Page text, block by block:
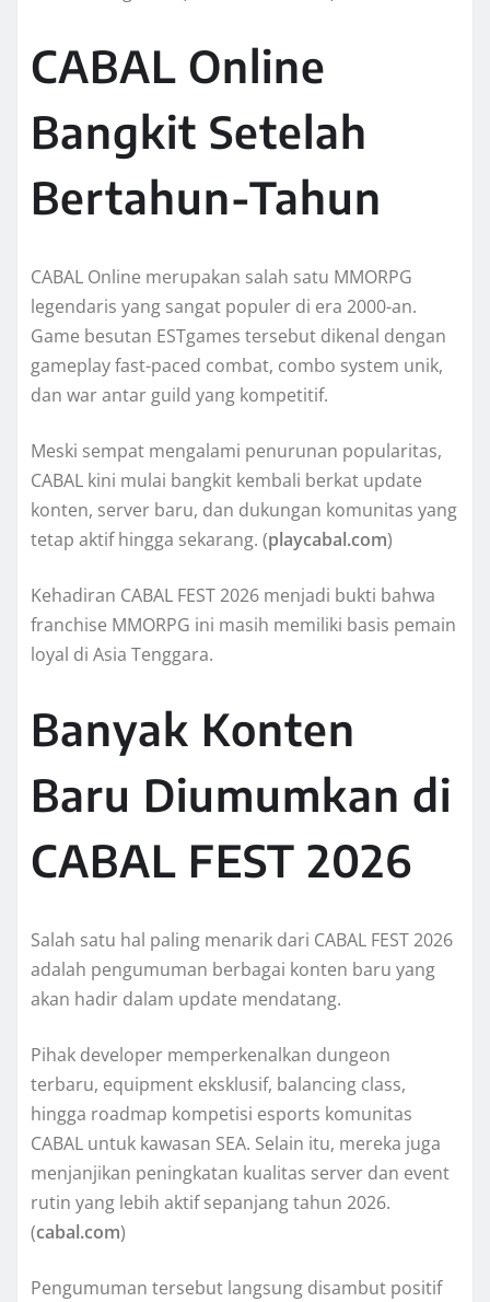
CABAL Online
Bangkit Setelah
Bertahun-Tahun
CABAL Online merupakan salah satu MMORPG
legendaris yang sangat populer di era 2000-an.
Game besutan ESTgames tersebut dikenal dengan
gameplay fast-paced combat, combo system unik,
dan war antar guild yang kompetitif.
Meski sempat mengalami penurunan popularitas,
CABAL kini mulai bangkit kembali berkat update
konten, server baru, dan dukungan komunitas yang
tetap aktif hingga sekarang. (playcabal.com)
Kehadiran CABAL FEST 2026 menjadi bukti bahwa
franchise MMORPG ini masih memiliki basis pemain
loyal di Asia Tenggara.
Banyak Konten
Baru Diumumkan di
CABAL FEST 2026
Salah satu hal paling menarik dari CABAL FEST 2026
adalah pengumuman berbagai konten baru yang
akan hadir dalam update mendatang.
Pihak developer memperkenalkan dungeon
terbaru, equipment eksklusif, balancing class,
hingga roadmap kompetisi esports komunitas
CABAL untuk kawasan SEA. Selain itu, mereka juga
menjanjikan peningkatan kualitas server dan event
rutin yang lebih aktif sepanjang tahun 2026.
(cabal.com)
Pengumuman tersebut langsung disambut positif